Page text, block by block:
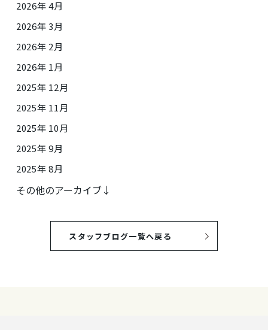
2026年 4月
2026年 3月
2026年 2月
2026年 1月
2025年 12月
2025年 11月
2025年 10月
2025年 9月
2025年 8月
その他のアーカイブ↓
スタッフブログ一覧へ戻る